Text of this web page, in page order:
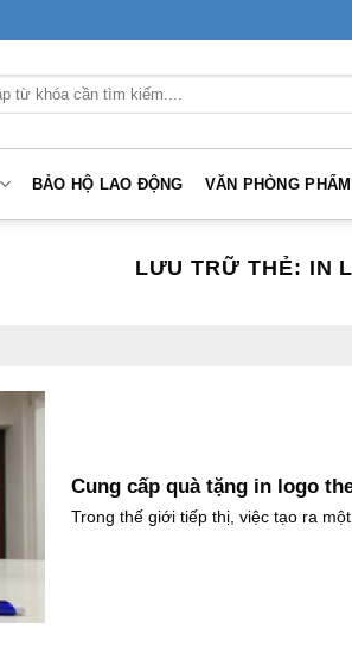
BẢO HỘ LAO ĐỘNG VĂN PHÒNG PHẨM
LƯU TRỮ THẺ: IN
Cung cấp quà tặng in logo
Trong thế giới tiếp thị, việc tạo ra